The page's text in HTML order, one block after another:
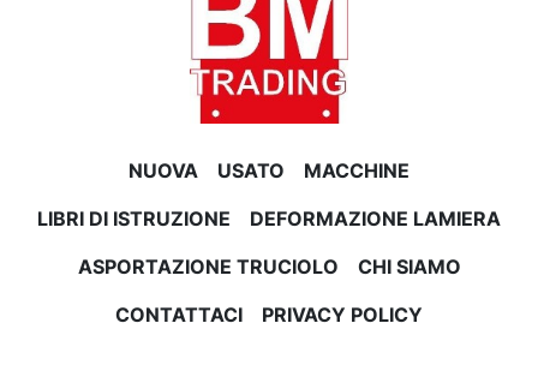
NUOVA USATO
MACCHINE
LIBRI DI ISTRUZIONE
DEFORMAZIONE LAMIERA
ASPORTAZIONE TRUCIOLO
CHI SIAMO
CONTATTACI
PRIVACY POLICY